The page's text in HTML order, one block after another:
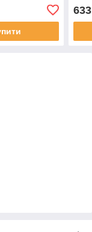
633